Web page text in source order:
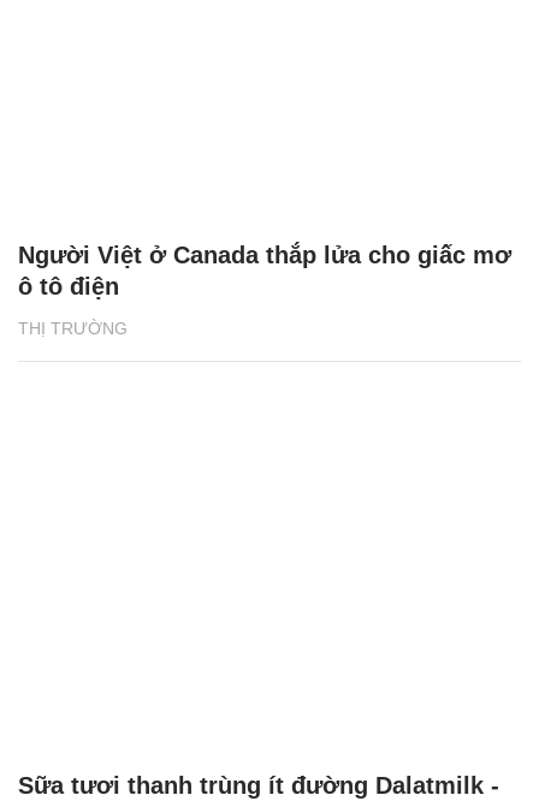
THỊ TRƯỜNG
Người Việt ở Canada thắp lửa cho giấc mơ
ô tô điện
Sữa tươi thanh trùng ít đường Dalatmilk -